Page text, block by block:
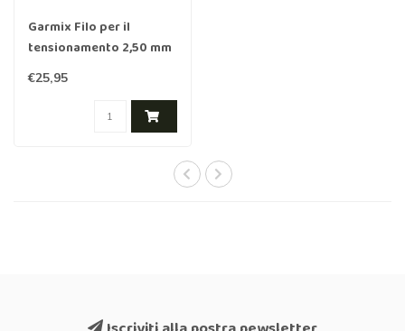
Garmix Filo per il
tensionamento 2,50 mm
100 m pesantemente
zincato
€25,95